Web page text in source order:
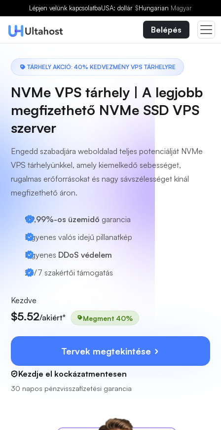
Lépjen velünk kapcsolatbaUSA: dollár $Hungarian Magyar
Belépés
TÁRHELY AKCIÓ: 40% KEDVEZMÉNY VPS TÁRHELYRE
NVMe VPS tárhely | A legjobb
megfizethető NVMe SSD VPS
szerver
Engedd szabadjára weboldalad teljes potenciálját NVMe
VPS tárhelyünkkel, amely kiemelkedő sebességet,
rugalmas erőforrásokat és nagy sávszélességet kínál
megfizethető áron.
99,99%-os üzemidő garancia
Ingyenes valós idejű pillanatkép
Ingyenes DDoS védelem
24/7 szakértői támogatás
Kezdve
$5.52/akiért* Megment 40%
Tervek megtekintése
Kezdje el kockázatmentesen
30 napos pénzvisszafizetési garancia